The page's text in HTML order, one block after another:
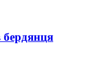
бердянця